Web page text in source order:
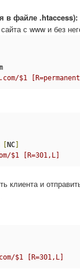
в файле .htaccess):
с www и без
$1
NC
$1 [R=301,L]
клиента и
$1 [R=301,L]